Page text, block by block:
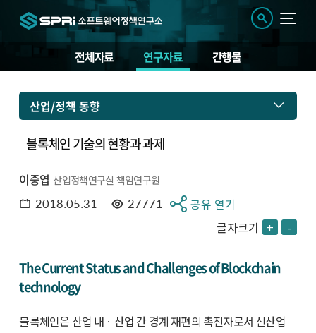
전체자료 연구자료 간행물
산업/정책 동향
블록체인 기술의 현황과 과제
이중엽 산업정책연구실 책임연구원
2018.05.31 27771
공유 열기
글자크기 + -
The Current Status and Challenges of Blockchain
technology
블록체인은 산업 내ㆍ산업 간 경계 재편의 촉진자로서 신산업